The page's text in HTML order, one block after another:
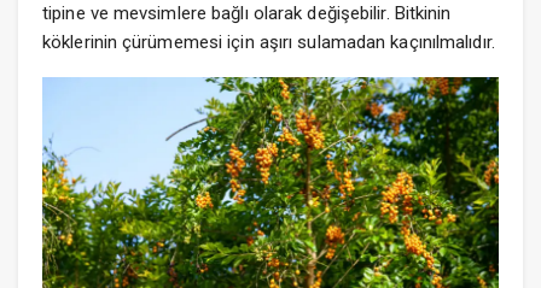
tipine ve mevsimlere bağlı olarak değişebilir. Bitkinin
köklerinin çürümemesi için aşırı sulamadan kaçınılmalıdır.